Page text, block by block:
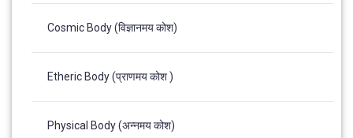
Cosmic Body (विज्ञानमय कोश)
Etheric Body (प्राणमय कोश )
Physical Body (अन्नमय कोश)